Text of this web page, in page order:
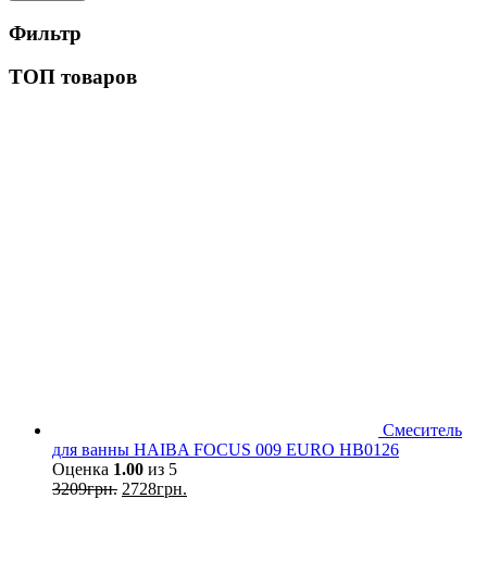
Фильтр
ТОП товаров
Смеситель
для ванны HAIBA FOCUS 009 EURO HB0126
Оценка 1.00 из 5
3209грн. 2728грн.